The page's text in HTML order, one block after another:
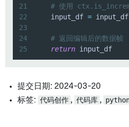
21
# 使用
22
    input_df
= input_df
23
24
# 返回编辑后的数据帧
25
return input_df
提交日期: 2024-03-20
标签: 代码创作 , 代码库 ,